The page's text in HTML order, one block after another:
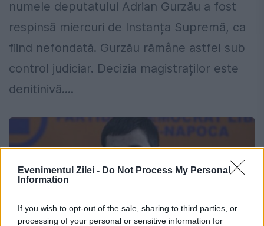
Evenimentul Zilei - Do Not Process My Personal
Information
If you wish to opt-out of the sale, sharing to third parties, or
processing of your personal or sensitive information for
numele deputatului Adrian Gurzău a fost
respinsă miercuri de Instanța Supremă, ca
fiind nefondată. Gurzău rămâne astfel sub
control judiciar. Decizia magistraților este
denitinivă....